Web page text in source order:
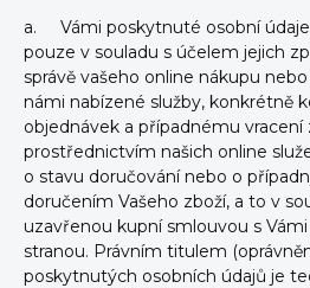
a. Vámi poskytnuté osobní
pouze v souladu s účelem jejich
správě vašeho online nákupu
námi nabízené služby, konkrétně
objednávek a případnému vracení
prostřednictvím našich online
o stavu doručování nebo o
doručením Vašeho zboží, a to v
uzavřenou kupní smlouvou s
stranou. Právním titulem
poskytnutých osobních údajů je